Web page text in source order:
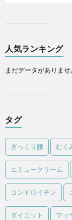
人気ランキング
まだデータがありませ
タグ
ぎっくり腰 むく
エミュークリーム
コンドロイチン
ダイエット マッ